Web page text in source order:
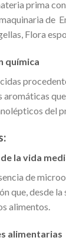
prima
de
Flora
química
aromáticas
del
la vida
de
que, desde
alimentos.
alimentarias